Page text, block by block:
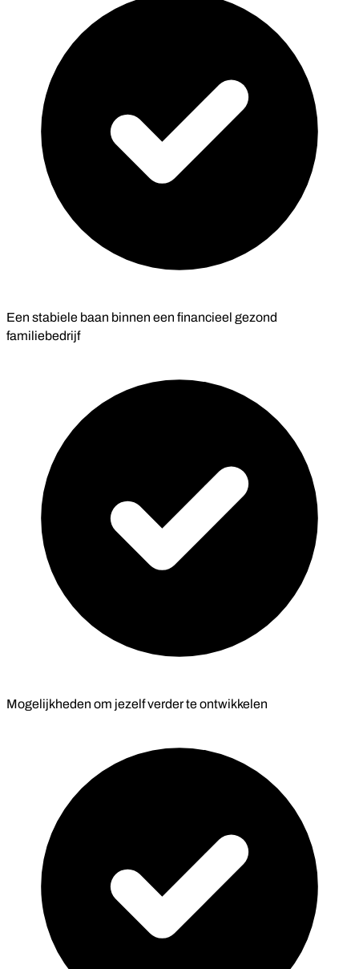
Een stabiele baan binnen een financieel gezond
familiebedrijf
Mogelijkheden om jezelf verder te ontwikkelen